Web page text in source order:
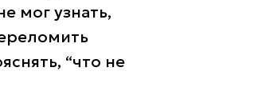
мог узнать,
“что не